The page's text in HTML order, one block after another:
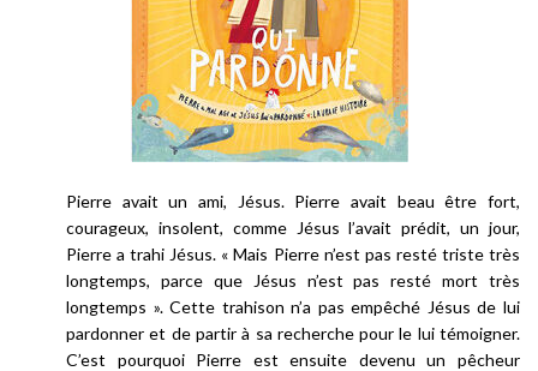
Pierre avait un ami, Jésus. Pierre avait beau être fort,
courageux, insolent, comme Jésus l’avait prédit, un jour,
Pierre a trahi Jésus. «Mais Pierre n’est pas resté triste très
longtemps, parce que Jésus n’est pas resté mort très
longtemps ». Cette trahison n’a pas empêché Jésus de lui
pardonner et de partir à sa recherche pour le lui témoigner.
C’est pourquoi Pierre est ensuite devenu un pêcheur